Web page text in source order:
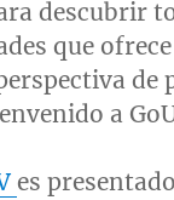
descubrir
que
de
a
es